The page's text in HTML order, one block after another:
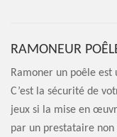
RAMONEUR
Ramoner un poêle
C’est la sécurité de
jeux si la mise en
par un prestataire non